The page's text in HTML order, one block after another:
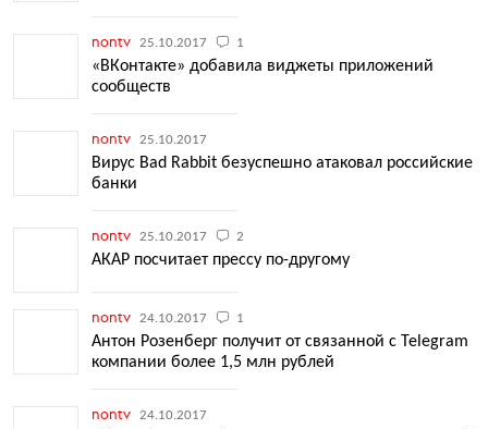
nontv 25.10.2017 1
«ВКонтакте» добавила виджеты приложений
сообществ
nontv 25.10.2017
Вирус Bad Rabbit безуспешно атаковал российские
банки
nontv 25.10.2017 2
АКАР посчитает прессу по-другому
nontv 24.10.2017 1
Антон Розенберг получит от связанной с Telegram
компании более 1,5 млн рублей
nontv 24.10.2017